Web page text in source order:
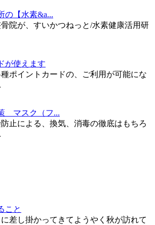
の【水素&a...
院が、すいかつねっと/水素健康活用研
が使えます
ポイントカードの、ご利用が可能にな
マスク（フ...
止による、換気、消毒の徹底はもちろ
こと
差し掛かってきてようやく秋が訪れて